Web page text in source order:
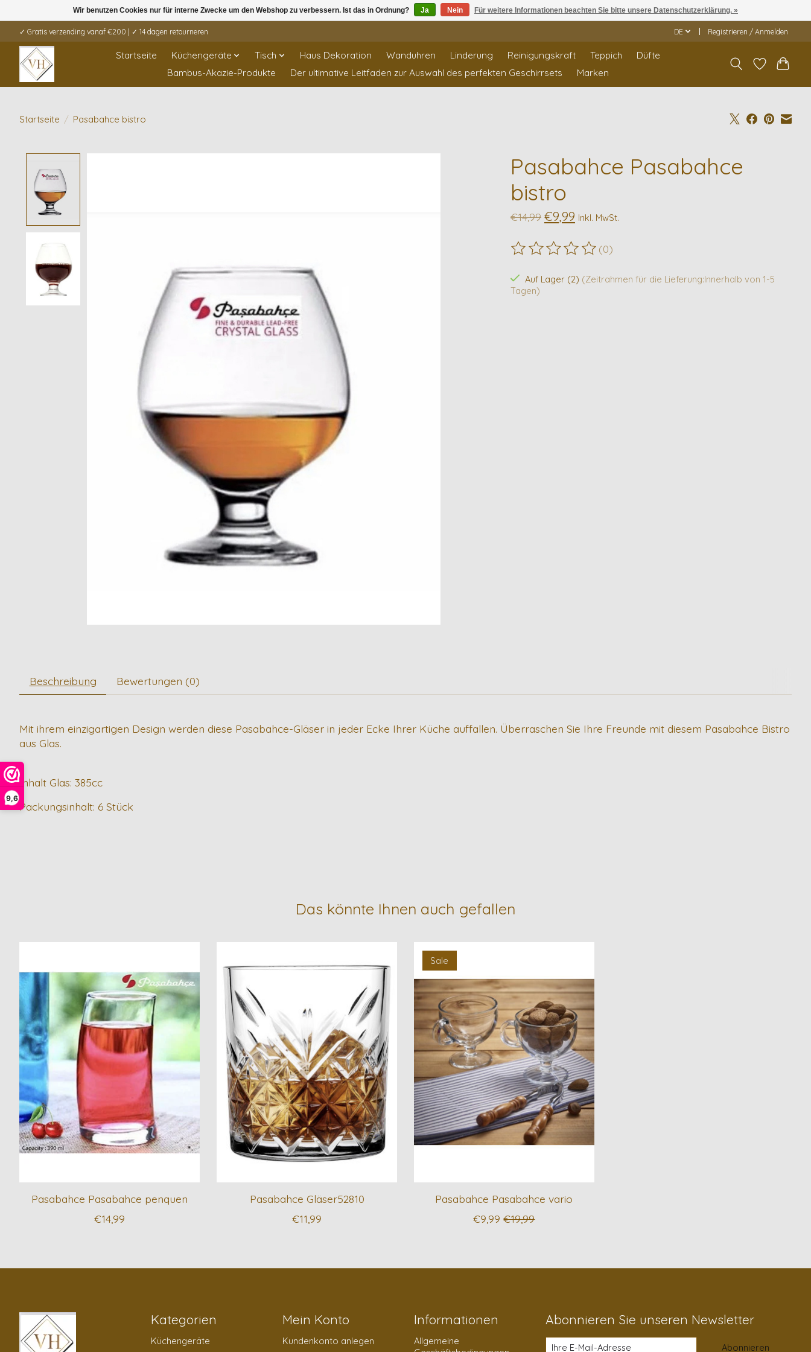
9,6
✓ Gratis verzending vanaf €200 | ✓ 14 dagen retourneren DE Registrieren / Anmelden
Startseite Küchengeräte Tisch Haus Dekoration Wanduhren Linderung Reinigungskraft Teppich
Düfte
Bambus-Akazie-Produkte
Der ultimative Leitfaden zur Auswahl des perfekten Geschirrsets Marken
Startseite / Pasabahce bistro
Pasabahce Pasabahce
bistro
€14,99 €9,99 Inkl. MwSt.
Die Bewertung dieses Produkts ist
(0)
Auf Lager (2) (Zeitrahmen für die Lieferung:Innerhalb von 1-5
Tagen)
Beschreibung Bewertungen (0)
Mit ihrem einzigartigen Design werden diese Pasabahce-Gläser in jeder Ecke Ihrer Küche auffallen. Überraschen Sie Ihre Freunde mit diesem Pasabahce Bistro
aus Glas.
Inhalt Glas: 385cc
Packungsinhalt: 6 Stück
Das könnte Ihnen auch gefallen
Pasabahce Pasabahce penquen
€14,99
Pasabahce Gläser52810
€11,99
Sale
Pasabahce Pasabahce vario
€9,99 €19,99
Kategorien
Küchengeräte
Mein Konto
Kundenkonto anlegen
Informationen
Allgemeine
Abonnieren Sie unseren Newsletter
Abonnieren
Wir benutzen Cookies nur für interne Zwecke um den Webshop zu verbessern. Ist das in Ordnung? Ja Nein Für weitere Informationen beachten Sie bitte unsere Datenschutzerklärung. »